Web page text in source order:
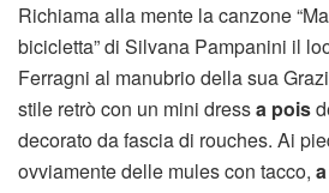
Richiama alla mente la canzone
bicicletta” di Silvana Pampanini il
Ferragni al manubrio della sua
stile retrò con un mini dressa pois
decorato da fascia di rouches. Ai
ovviamente delle mules con tacco,